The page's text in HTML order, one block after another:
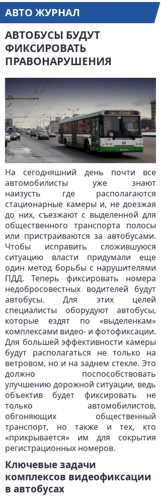
АВТО ЖУРНАЛ
АВТОБУСЫ БУДУТ
ФИКСИРОВАТЬ
ПРАВОНАРУШЕНИЯ
На сегодняшний день почти все
автомобилисты уже знают
наизусть где располагаются
стационарные камеры и, не доезжая
до них, съезжают с выделенной для
общественного транспорта полосы
или пристраиваются за автобусами.
Чтобы исправить сложившуюся
ситуацию власти придумали еще
один метод борьбы с нарушителями
ПДД. Теперь фиксировать номера
недобросовестных водителей будут
автобусы. Для этих целей
специалисты оборудуют автобусы,
которые ездят по «выделенкам»
комплексами видео- и фотофиксации.
Для большей эффективности камеры
будут располагаться не только на
ветровом, но и на заднем стекле. Это
должно поспособствовать
улучшению дорожной ситуации, ведь
объектив будет фиксировать не
только автомобилистов,
обгоняющих общественный
транспорт, но также и тех, кто
«прикрывается» им для сокрытия
регистрационных номеров.
Ключевые задачи
комплексов видеофиксации
в автобусах